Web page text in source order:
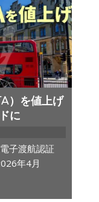
）を値上げ
に
子渡航認証
年4月